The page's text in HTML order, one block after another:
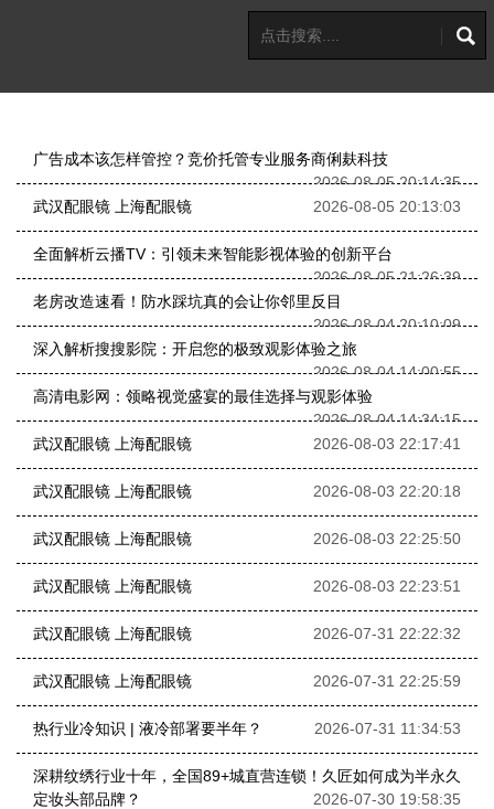
广告成本该怎样管控？竞价托管专业服务商俐麸科技
2026-08-05 20:14:35
武汉配眼镜 上海配眼镜
2026-08-05 20:13:03
全面解析云播TV：引领未来智能影视体验的创新平台
2026-08-05 21:26:39
老房改造速看！防水踩坑真的会让你邻里反目
2026-08-04 20:10:09
深入解析搜搜影院：开启您的极致观影体验之旅
2026-08-04 14:00:55
高清电影网：领略视觉盛宴的最佳选择与观影体验
2026-08-04 14:34:15
武汉配眼镜 上海配眼镜
2026-08-03 22:17:41
武汉配眼镜 上海配眼镜 2026-08-03 22:20:18
武汉配眼镜 上海配眼镜 2026-08-03 22:25:50
武汉配眼镜 上海配眼镜 2026-08-03 22:23:51
武汉配眼镜 上海配眼镜 2026-07-31 22:22:32
武汉配眼镜 上海配眼镜 2026-07-31 22:25:59
热行业冷知识 | 液冷部署要半年？ 2026-07-31 11:34:53
深耕纹绣行业十年，全国89+城直营连锁！久匠如何成为半永久
定妆头部品牌？
2026-07-30 19:58:35